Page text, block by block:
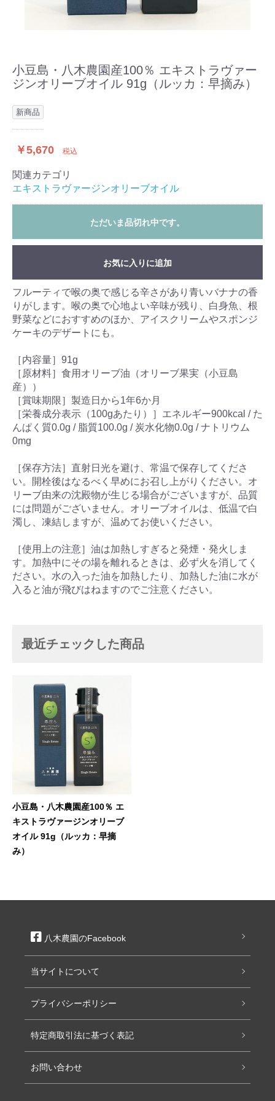
小豆島・八木農園産100％ エキストラヴァー
ジンオリーブオイル 91g（ルッカ：早摘み）
新商品
￥5,670 税込
関連カテゴリ
エキストラヴァージンオリーブオイル
ただいま品切れ中です。
お気に入りに追加
フルーティで喉の奥で感じる辛さがあり青いバナナの香
りがします。喉の奥で心地よい辛味が残り、白身魚、根
野菜などにおすすめのほか、アイスクリームやスポンジ
ケーキのデザートにも。
［内容量］91g
［原材料］食用オリーブ油（オリーブ果実（小豆島
産））
［賞味期限］製造日から1年6か月
［栄養成分表示（100gあたり）］エネルギー900kcal / た
んぱく質0.0g / 脂質100.0g / 炭水化物0.0g / ナトリウム
0mg
［保存方法］直射日光を避け、常温で保存してくださ
い。開栓後はなるべく早めにお召し上がりください。オ
リーブ由来の沈殿物が生じる場合がございますが、品質
には問題がございません。オリーブオイルは、低温で白
濁し、凍結しますが、温めてお使いください。
［使用上の注意］油は加熱しすぎると発煙・発火しま
す。加熱中にその場を離れるときは、必ず火を消してく
ださい。水の入った油を加熱したり、加熱した油に水が
入ると油が飛びはねますのでご注意ください。
最近チェックした商品
小豆島・八木農園産100％ エ
キストラヴァージンオリーブ
オイル 91g（ルッカ：早摘
み）
八木農園のFacebook
当サイトについて
プライバシーポリシー
特定商取引法に基づく表記
お問い合わせ